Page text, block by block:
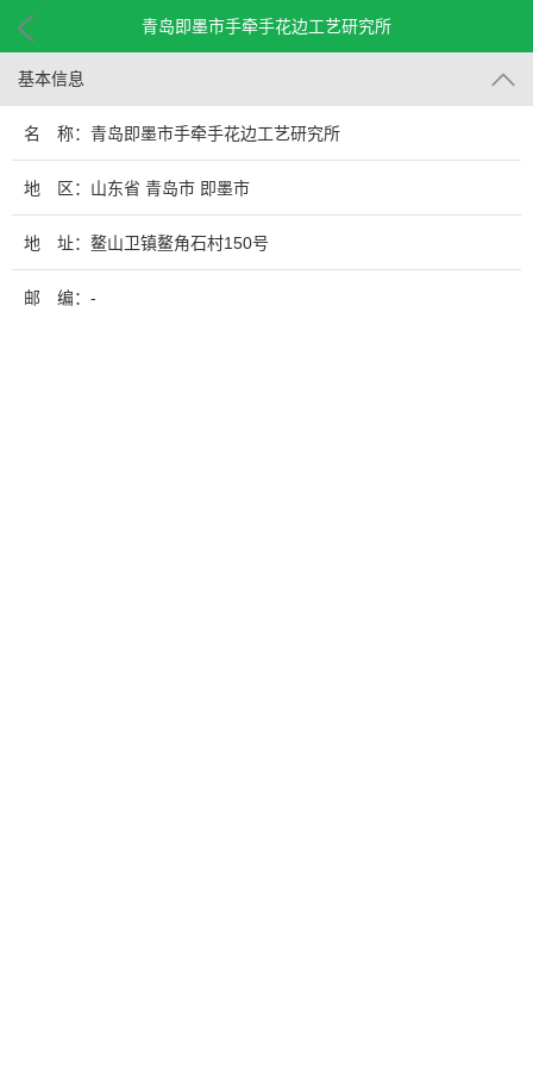
青岛即墨市手牵手花边工艺研究所
基本信息
名 称：青岛即墨市手牵手花边工艺研究所
地 区：山东省 青岛市 即墨市
地 址：鳌山卫镇鳌角石村150号
邮 编：-